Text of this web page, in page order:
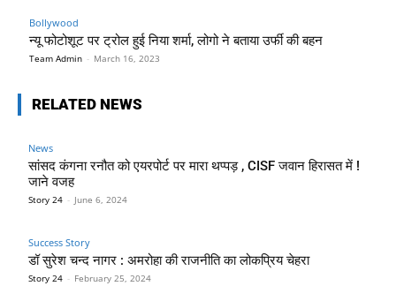
Bollywood
न्यू फोटोशूट पर ट्रोल हुई निया शर्मा, लोगो ने बताया उर्फी की बहन
Team Admin - March 16, 2023
RELATED NEWS
News
सांसद कंगना रनौत को एयरपोर्ट पर मारा थप्पड़ , CISF जवान हिरासत में !
जाने वजह
Story 24 - June 6, 2024
Success Story
डॉ सुरेश चन्द नागर : अमरोहा की राजनीति का लोकप्रिय चेहरा
Story 24 - February 25, 2024